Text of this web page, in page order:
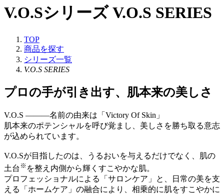
V.O.Sシリーズ V.O.S SERIES
TOP
商品を探す
シリーズ一覧
V.O.S SERIES
プロの手が引き出す、肌本来の美しさ
V.O.S ―――名前の由来は「Victory Of Skin」
肌本来のポテンシャルを呼び覚まし、美しさを勝ち取る意志
が込められています。
V.O.Sが目指したのは、うるおいを与えるだけでなく、肌の
土台 ※ を整え内側から輝くすこやかな肌。
プロフェッショナルによる「サロンケア」と、日常の美を支
える「ホームケア」の融合により、相乗的に肌をすこやかに